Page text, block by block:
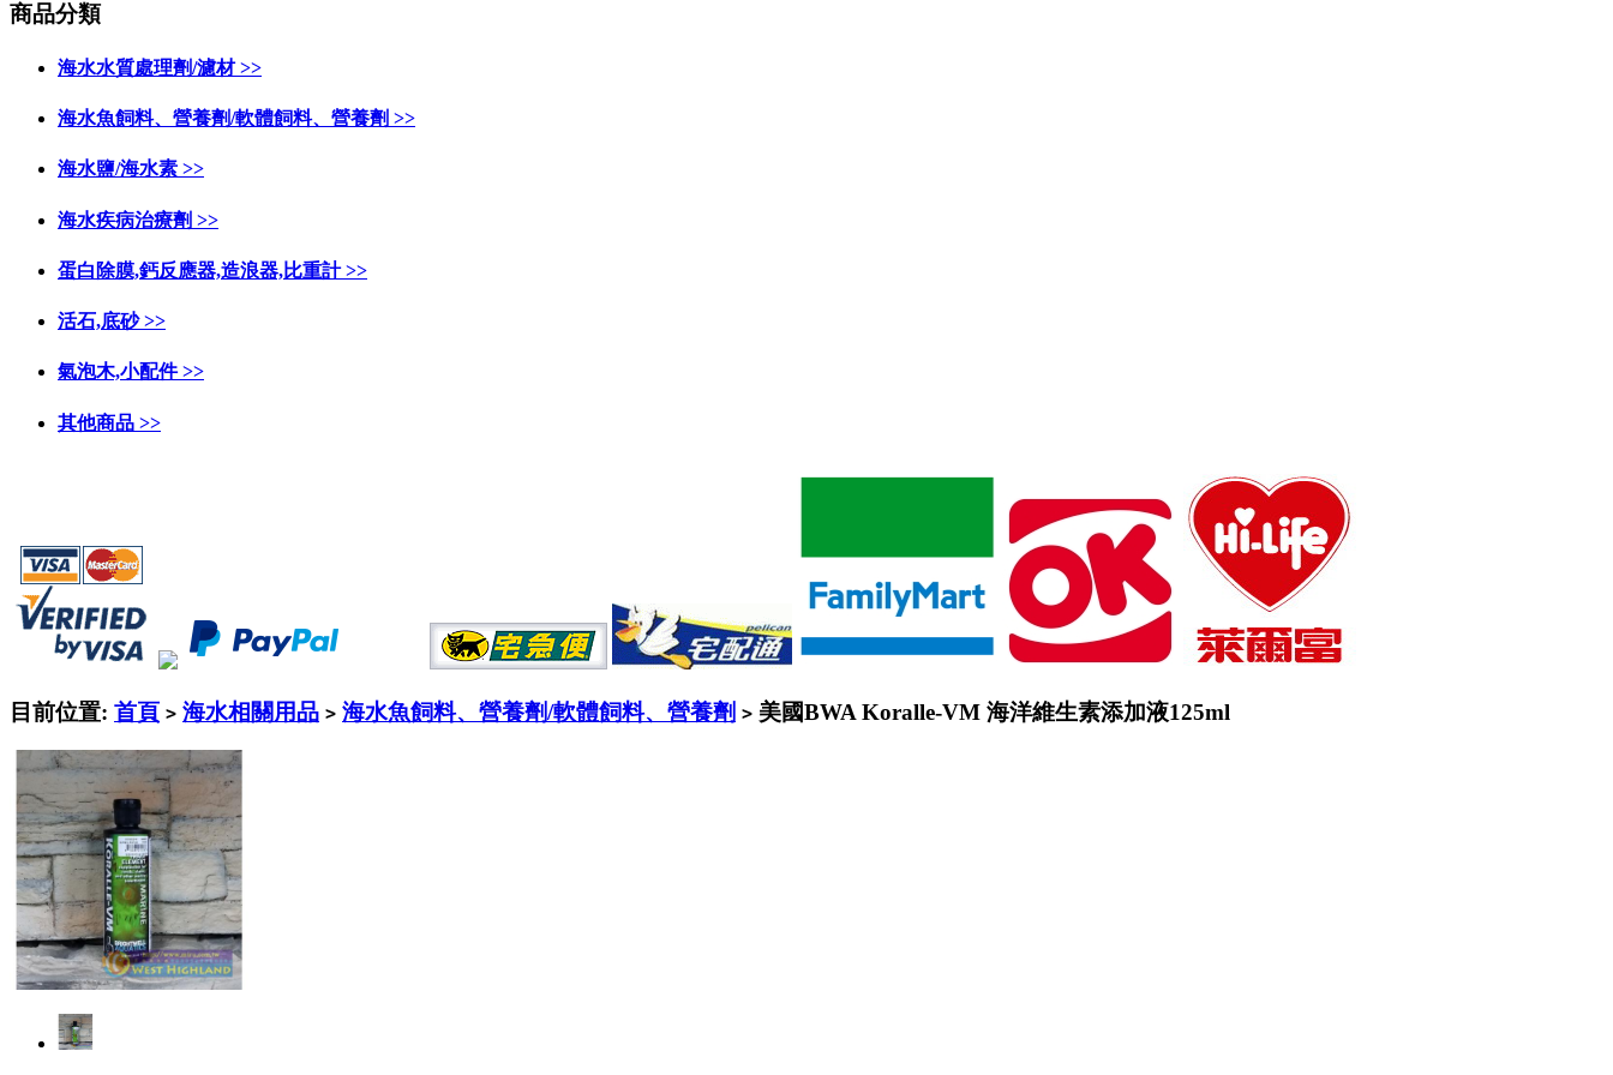
商品分類
海水水質處理劑/濾材 >>
海水魚飼料、營養劑/軟體飼料、營養劑 >>
海水鹽/海水素 >>
海水疾病治療劑 >>
蛋白除膜,鈣反應器,造浪器,比重計 >>
活石,底砂 >>
氣泡木,小配件 >>
其他商品 >>
目前位置: 首頁 > 海水相關用品 > 海水魚飼料、營養劑/軟體飼料、營養劑 > 美國BWA Koralle-VM 海洋維生素添加液125ml